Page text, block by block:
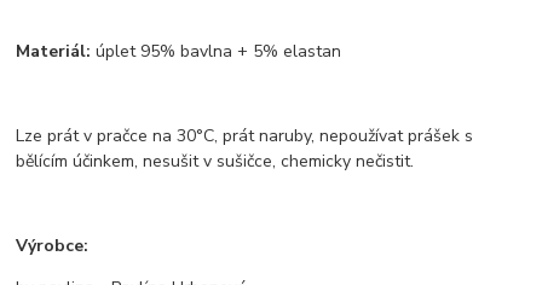
Materiál: úplet 95% bavlna + 5% elastan
Lze prát v pračce na 30°C, prát naruby, nepoužívat prášek s
bělícím účinkem, nesušit v sušičce, chemicky nečistit.
Výrobce: